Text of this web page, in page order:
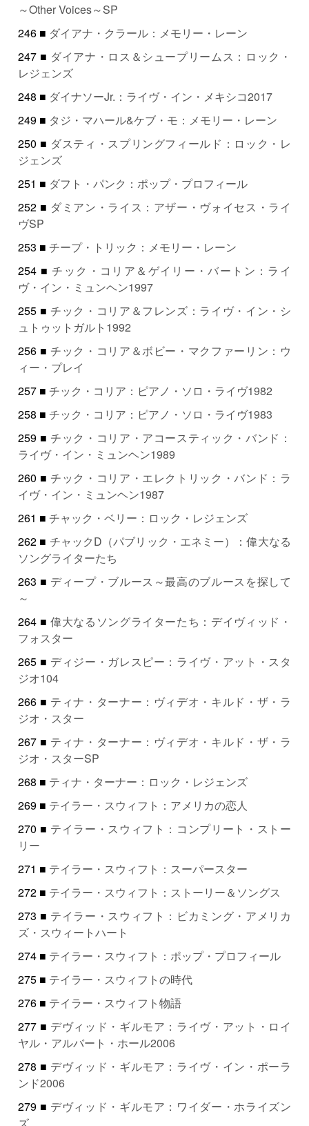
～Other Voices～SP
246 ■ ダイアナ・クラール：メモリー・レーン
247 ■ ダイアナ・ロス＆シュープリームス：ロック・
レジェンズ
248 ■ ダイナソーJr.：ライヴ・イン・メキシコ2017
249 ■ タジ・マハール&ケブ・モ：メモリー・レーン
250 ■ ダスティ・スプリングフィールド：ロック・レ
ジェンズ
251 ■ ダフト・パンク：ポップ・プロフィール
252 ■ ダミアン・ライス：アザー・ヴォイセス・ライ
ヴSP
253 ■ チープ・トリック：メモリー・レーン
254 ■ チック・コリア＆ゲイリー・バートン：ライ
ヴ・イン・ミュンヘン1997
255 ■ チック・コリア＆フレンズ：ライヴ・イン・シ
ュトゥットガルト1992
256 ■ チック・コリア＆ボビー・マクファーリン：ウ
ィー・プレイ
257 ■ チック・コリア：ピアノ・ソロ・ライヴ1982
258 ■ チック・コリア：ピアノ・ソロ・ライヴ1983
259 ■ チック・コリア・アコースティック・バンド：
ライヴ・イン・ミュンヘン1989
260 ■ チック・コリア・エレクトリック・バンド：ラ
イヴ・イン・ミュンヘン1987
261 ■ チャック・ベリー：ロック・レジェンズ
262 ■ チャックD（パブリック・エネミー）：偉大なる
ソングライターたち
263 ■ ディープ・ブルース～最高のブルースを探して
～
264 ■偉大なるソングライターたち：デイヴィッド・
フォスター
265 ■ ディジー・ガレスピー：ライヴ・アット・スタ
ジオ104
266 ■ ティナ・ターナー：ヴィデオ・キルド・ザ・ラ
ジオ・スター
267 ■ ティナ・ターナー：ヴィデオ・キルド・ザ・ラ
ジオ・スターSP
268 ■ ティナ・ターナー：ロック・レジェンズ
269 ■ テイラー・スウィフト：アメリカの恋人
270 ■ テイラー・スウィフト：コンプリート・ストー
リー
271 ■ テイラー・スウィフト：スーパースター
272 ■ テイラー・スウィフト：ストーリー＆ソングス
273 ■ テイラー・スウィフト：ビカミング・アメリカ
ズ・スウィートハート
274 ■ テイラー・スウィフト：ポップ・プロフィール
275 ■ テイラー・スウィフトの時代
276 ■ テイラー・スウィフト物語
277 ■ デヴィッド・ギルモア：ライヴ・アット・ロイ
ヤル・アルバート・ホール2006
278 ■ デヴィッド・ギルモア：ライヴ・イン・ポーラ
ンド2006
279 ■ デヴィッド・ギルモア：ワイダー・ホライズン
ズ